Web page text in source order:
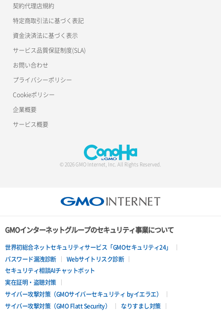
契約代理店規約
特定商取引法に基づく表記
資金決済法に基づく表示
サービス品質保証制度(SLA)
お問い合わせ
プライバシーポリシー
Cookieポリシー
企業概要
サービス概要
© 2026 GMO Internet, Inc. All Rights Reserved.
GMOインターネットグループのセキュリティ事業について
世界初総合ネットセキュリティサービス「GMOセキュリティ24」
パスワード漏洩診断
Webサイトリスク診断
セキュリティ相談AIチャットボット
実在証明・盗聴対策
サイバー攻撃対策（GMOサイバーセキュリティ byイエラエ）
サイバー攻撃対策（GMO Flatt Security）
なりすまし対策